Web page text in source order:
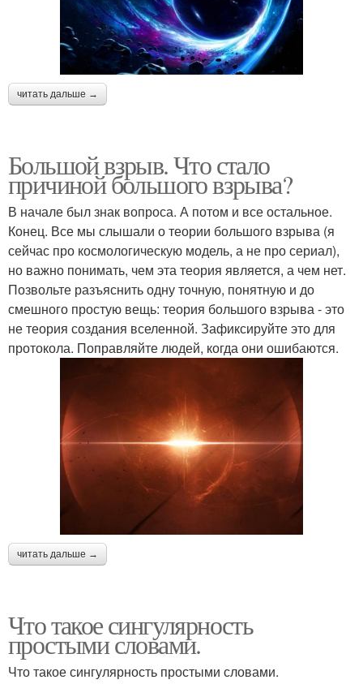
читать дальше →
Большой взрыв. Что стало
причиной большого взрыва?
В начале был знак вопроса. А потом и все остальное.
Конец. Все мы слышали о теории большого взрыва (я
сейчас про космологическую модель, а не про сериал),
но важно понимать, чем эта теория является, а чем нет.
Позвольте разъяснить одну точную, понятную и до
смешного простую вещь: теория большого взрыва - это
не теория создания вселенной. Зафиксируйте это для
протокола. Поправляйте людей, когда они ошибаются.
читать дальше →
Что такое сингулярность
простыми словами.
Что такое сингулярность простыми словами.